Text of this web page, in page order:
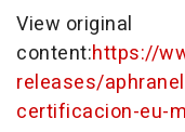
View original
content:https://
releases/
certificacion-eu-